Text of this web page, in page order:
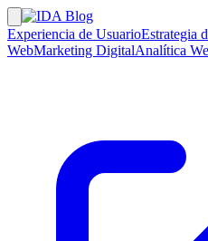
Experiencia de UsuarioEstrategia
WebMarketing DigitalAnalítica